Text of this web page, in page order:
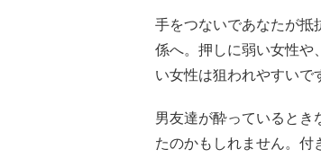
手をつないであなたが抵
係へ。押しに弱い女性や
い女性は狙われやすいで
男友達が酔っているとき
たのかもしれません。